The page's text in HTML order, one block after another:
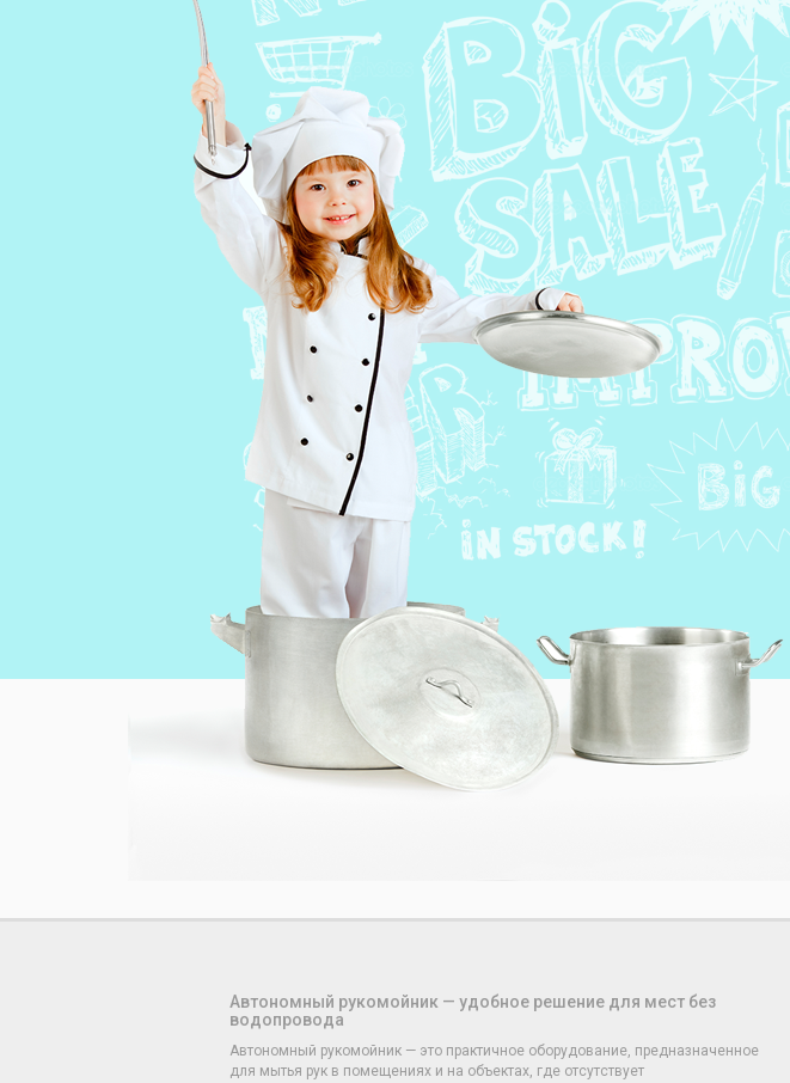
Автономный рукомойник — удобное решение для мест без
водопровода
Автономный рукомойник — это практичное оборудование, предназначенное
для мытья рук в помещениях и на объектах, где отсутствует